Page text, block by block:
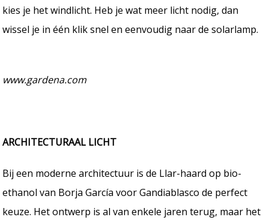
kies je het windlicht. Heb je wat meer licht nodig, dan
wissel je in één klik snel en eenvoudig naar de solarlamp.
www.gardena.com
ARCHITECTURAAL LICHT
Bij een moderne architectuur is de Llar-haard op bio-
ethanol van Borja García voor Gandiablasco de perfect
keuze. Het ontwerp is al van enkele jaren terug, maar het